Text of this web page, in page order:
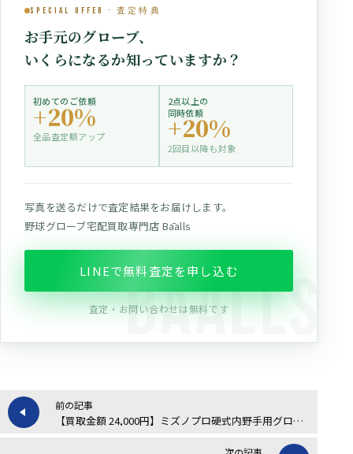
Special Offer · 査定特典
お手元のグローブ、
いくらになるか知っていますか？
初めてのご依頼
+20%
全品査定額アップ
2点以上の
同時依頼
+20%
2回目以降も対象
写真を送るだけで査定結果をお届けします。
野球グローブ宅配買取専門店 Bāalls
LINEで無料査定を申し込む
査定・お問い合わせは無料です
前の記事
【買取金額 24,000円】ミズノプロ硬式内野手用グローブの買取実績